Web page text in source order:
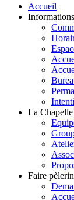
Accueil
La
Faire